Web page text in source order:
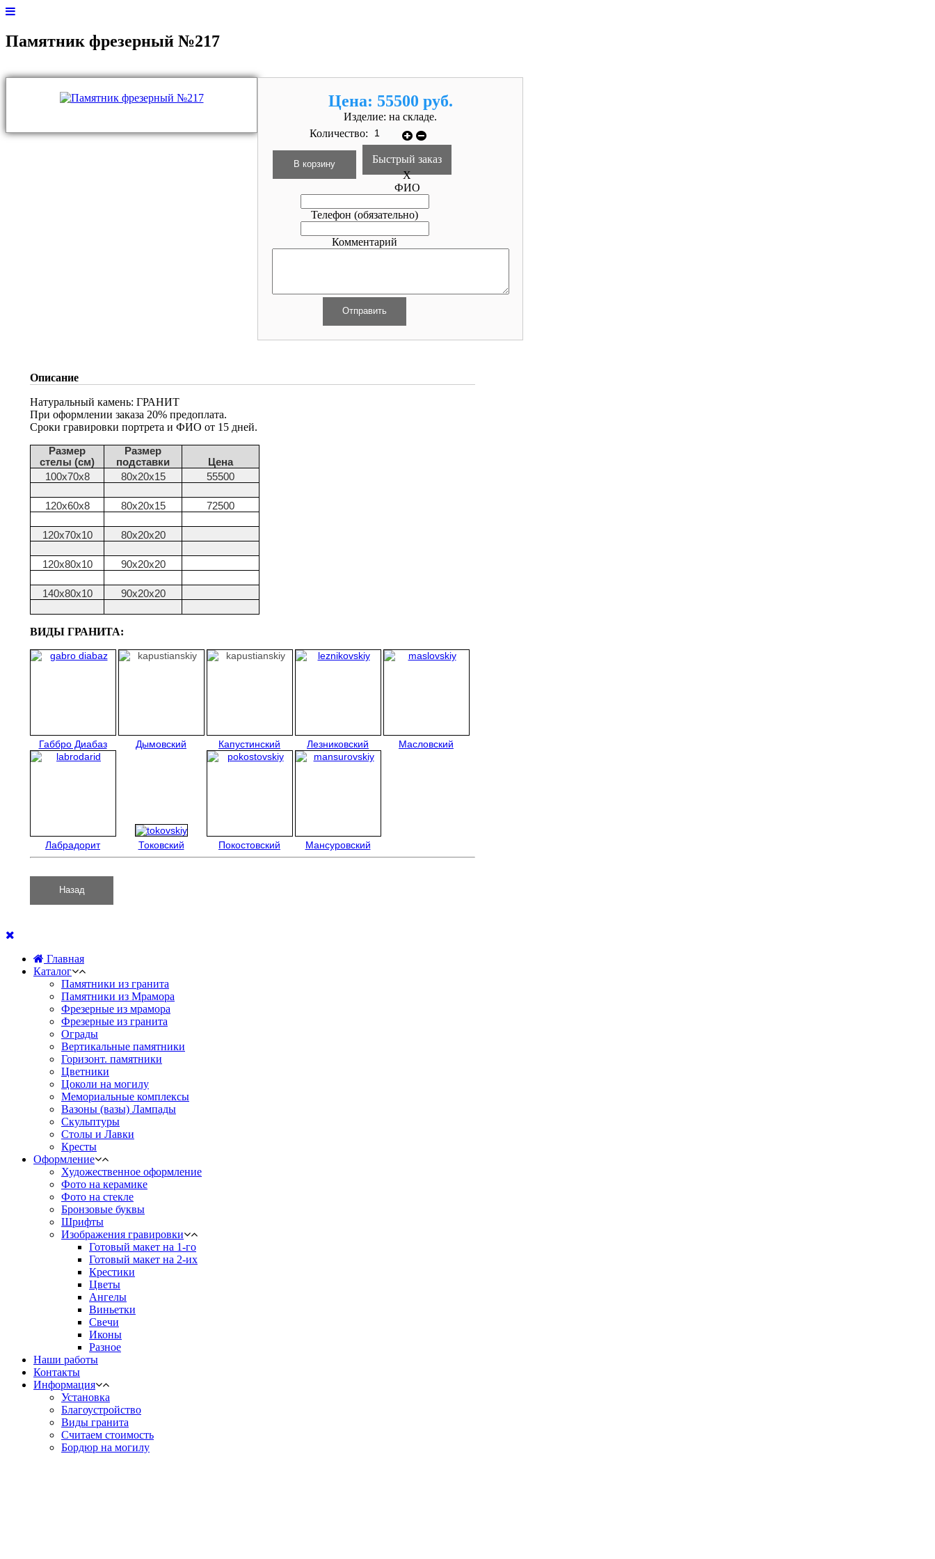
Памятник фрезерный №217
Цена: 55500 руб.
Изделие: на складе.
Количество:
Быстрый заказ
X
ФИО
Телефон (обязательно)
Комментарий
Описание
Натуральный камень: ГРАНИТ
При оформлении заказа 20% предоплата.
Сроки гравировки портрета и ФИО от 15 дней.
Размер
стелы (см)
Размер
подставки
Цена
100х70х8
80х20х15 55500
120х60х8 80х20х15 72500
120х70х10 80х20х20
120х80х10 90х20х20
140х80х10 90х20х20
ВИДЫ ГРАНИТА:
Габбро Диабаз Дымовский Капустинский Лезниковский Масловский
Лабрадорит Токовский Покостовский Мансуровский
Главная
Каталог
Памятники из гранита
Памятники из Мрамора
Фрезерные из мрамора
Фрезерные из гранита
Ограды
Вертикальные памятники
Горизонт. памятники
Цветники
Цоколи на могилу
Мемориальные комплексы
Вазоны (вазы) Лампады
Скульптуры
Столы и Лавки
Кресты
Оформление
Художественное оформление
Фото на керамике
Фото на стекле
Бронзовые буквы
Шрифты
Изображения гравировки
Готовый макет на 1-го
Готовый макет на 2-их
Крестики
Цветы
Ангелы
Виньетки
Свечи
Иконы
Разное
Наши работы
Контакты
Информация
Установка
Благоустройство
Виды гранита
Считаем стоимость
Бордюр на могилу